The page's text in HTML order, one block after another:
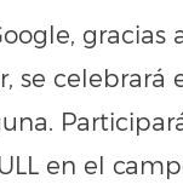
se celebrará
en el